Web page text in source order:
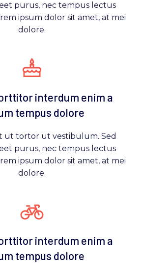
purus, nec tempus lectus
ipsum dolor sit amet, at mei
dolore.
interdum enim a
tempus dolore
ut tortor ut vestibulum. Sed
purus, nec tempus lectus
ipsum dolor sit amet, at mei
dolore.
interdum enim a
tempus dolore